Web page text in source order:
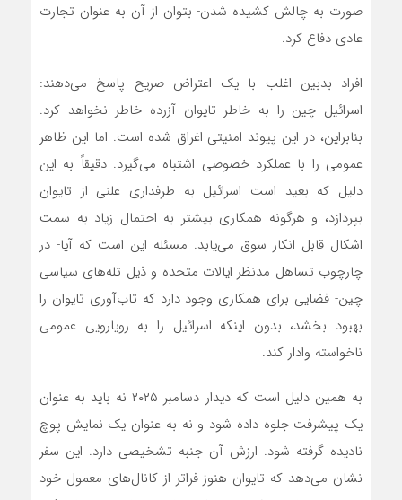
صورت به چالش کشیده شدن- بتوان از آن به عنوان تجارت
عادی دفاع کرد.
افراد بدبین اغلب با یک اعتراض صریح پاسخ می‌دهند:
اسرائیل چین را به خاطر تایوان آزرده خاطر نخواهد کرد.
بنابراین، در این پیوند امنیتی اغراق شده است. اما این ظاهر
عمومی را با عملکرد خصوصی اشتباه می‌گیرد. دقیقاً به این
دلیل که بعید است اسرائیل به طرفداری علنی از تایوان
بپردازد، و هرگونه همکاری بیشتر به احتمال زیاد به سمت
اشکال قابل انکار سوق می‌یابد. مسئله این است که آیا- در
چارچوب تساهل مدنظر ایالات متحده و ذیل تله‌های سیاسی
چین- فضایی برای همکاری وجود دارد که تاب‌آوری تایوان را
بهبود بخشد، بدون اینکه اسرائیل را به رویارویی عمومی
ناخواسته وادار کند.
به همین دلیل است که دیدار دسامبر ۲۰۲۵ نه باید به عنوان
یک پیشرفت جلوه داده شود و نه به عنوان یک نمایش پوچ
نادیده گرفته شود. ارزش آن جنبه تشخیصی دارد. این سفر
نشان می‌دهد که تایوان هنوز فراتر از کانال‌های معمول خود